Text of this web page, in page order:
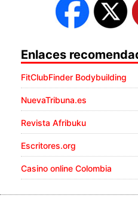
Enlaces
FitClubFinder Bodybuilding
NuevaTribuna.es
Revista Afribuku
Escritores.org
Casino online Colombia